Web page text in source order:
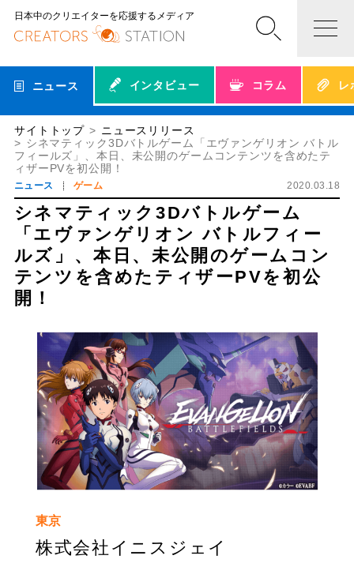
日本中のクリエイターを応援するメディア
ニュース インタビュー コラム レ
サイトトップ
ニュースリリース
シネマティック3Dバトルゲーム「エヴァンゲリオン バトル
フィールズ」、本日、未公開のゲームコンテンツを含めたテ
ィザーPVを初公開！
ニュース ゲーム 2020.03.18
シネマティック3Dバトルゲーム
「エヴァンゲリオン バトルフィー
ルズ」、本日、未公開のゲームコン
テンツを含めたティザーPVを初公
開！
東京
株式会社イニスジェイ